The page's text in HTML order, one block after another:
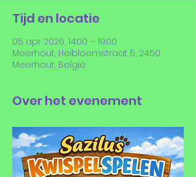
Tijd en locatie
05 apr 2026, 14:00 – 19:00
Meerhout, Heibloemstraat 5, 2450
Meerhout, België
Over het evenement